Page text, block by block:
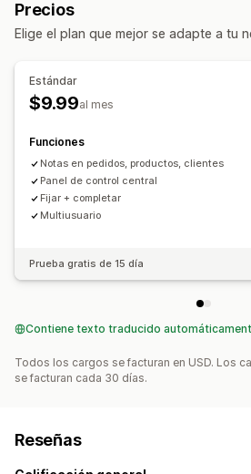
Precios
Elige el plan que mejor se adapte a tu
Estándar
$9.99al mes
Funciones
Notas en pedidos, productos, clientes
Panel de control central
Fijar + completar
Multiusuario
Prueba gratis de 15 día
Contiene texto traducido
Todos los cargos se facturan en USD. Los
se facturan cada 30 días.
Reseñas